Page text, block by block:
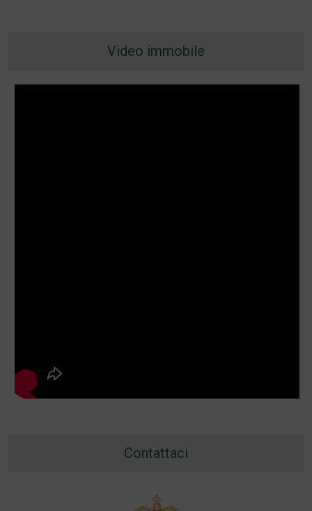
Video immobile
Contattaci